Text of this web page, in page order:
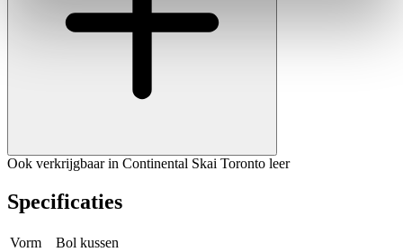
Ook verkrijgbaar in Continental Skai Toronto leer
Specificaties
Vorm
Bol kussen